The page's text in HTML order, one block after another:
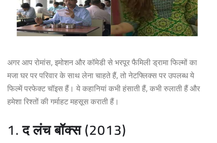
अगर आप रोमांस, इमोशन और कॉमेडी से भरपूर फैमिली ड्रामा फिल्मों का
मजा घर पर परिवार के साथ लेना चाहते हैं, तो नेटफ्लिक्स पर उपलब्ध ये
फिल्में परफेक्ट चॉइस हैं। ये कहानियां कभी हंसाती हैं, कभी रुलाती हैं और
हमेशा रिश्तों की गर्माहट महसूस कराती हैं।
1. द लंच बॉक्स (2013)